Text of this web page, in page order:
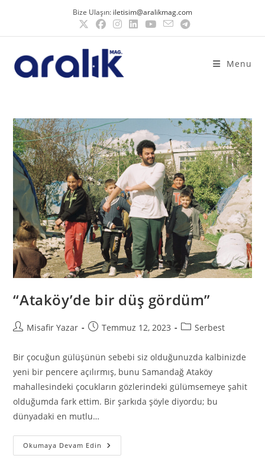
Bize Ulaşın: iletisim@aralikmag.com
Menu
“Ataköy’de bir düş gördüm”
Misafir Yazar Temmuz 12, 2023 Serbest
Bir çocuğun gülüşünün sebebi siz olduğunuzda kalbinizde
yeni bir pencere açılırmış, bunu Samandağ Ataköy
mahallesindeki çocukların gözlerindeki gülümsemeye şahit
olduğumda fark ettim. Bir şarkıda şöyle diyordu; bu
dünyadaki en mutlu…
Okumaya Devam Edin